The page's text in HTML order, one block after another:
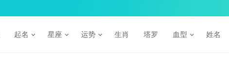
起名 星座 运势 生肖 塔罗 血型 姓名